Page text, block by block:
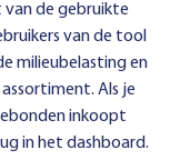
van de gebruikte
van de tool
milieubelasting en
Als je
inkoopt
in het dashboard.